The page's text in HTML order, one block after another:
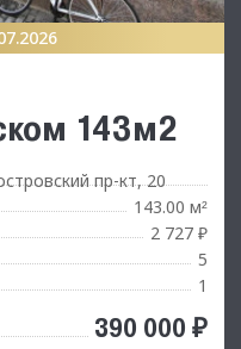
143м2
пр-кт, 20
143.00 м²
2 727 ₽
5
1
390 000 ₽